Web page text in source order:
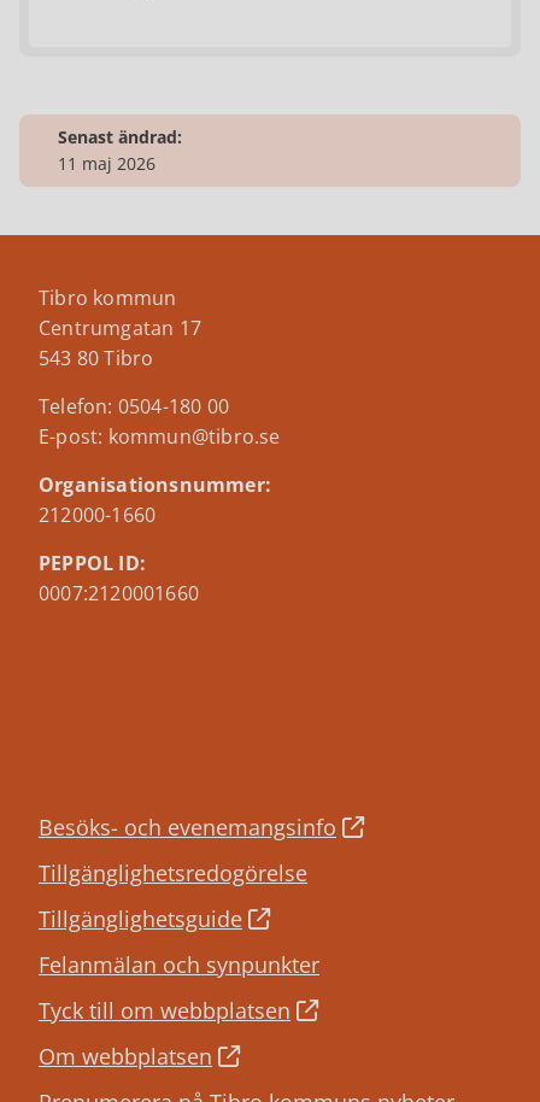
Senast ändrad:
11 maj 2026
Tibro kommun
Centrumgatan 17
543 80 Tibro
Telefon: 0504-180 00
E-post: kommun@tibro.se
Organisationsnummer:
212000-1660
PEPPOL ID:
0007:2120001660
Besöks- och evenemangsinfo
Tillgänglighetsredogörelse
Tillgänglighetsguide
Felanmälan och synpunkter
Tyck till om webbplatsen
Om webbplatsen